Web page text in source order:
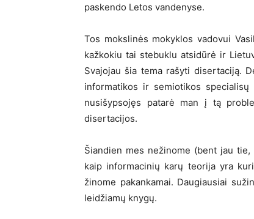
paskendo Letos vandenyse.
Tos mokslinės mokyklos vadovui
kažkokiu tai stebuklu atsidūrė ir
Svajojau šia tema rašyti disertaciją.
informatikos ir semiotikos
nusišypsojęs patarė man į tą
disertacijos.
Šiandien mes nežinome (bent jau
kaip informacinių karų teorija yra
žinome pakankamai. Daugiausiai
leidžiamų knygų.